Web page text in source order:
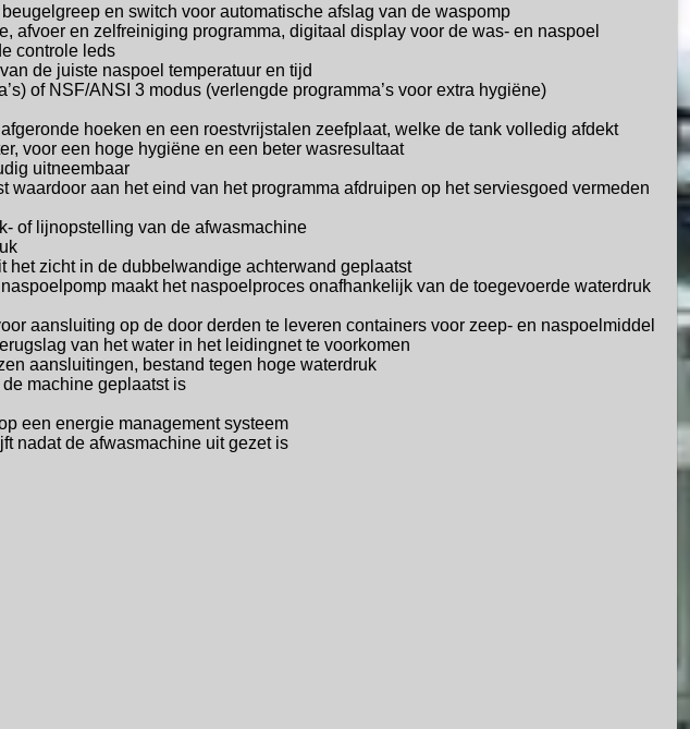
beugelgreep en switch voor automatische afslag van de waspomp
afvoer en zelfreiniging programma, digitaal display voor de was- en naspoel
controle leds
van de juiste naspoel temperatuur en tijd
of NSF/ANSI 3 modus (verlengde programma’s voor extra hygiëne)
afgeronde hoeken en een roestvrijstalen zeefplaat, welke de tank volledig afdekt
voor een hoge hygiëne en een beter wasresultaat
uitneembaar
waardoor aan het eind van het programma afdruipen op hetserviesgoed vermeden
of lijnopstelling van de afwasmachine
het zicht in de dubbelwandige achterwand geplaatst
naspoelpomp maakt het naspoelproces onafhankelijk van de toegevoerde waterdruk
aansluiting op de door derden te leveren containers voor zeep- en naspoelmiddel
van het water in het leidingnet te voorkomen
aansluitingen, bestand tegen hoge waterdruk
de machine geplaatst is
een energie management systeem
nadat de afwasmachine uit gezet is